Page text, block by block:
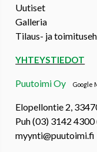
Uutiset
Galleria
Tilaus- ja
YHTEYSTIEDOT
Puutoimi OyGoogle
Elopellontie 2,
Puh (03) 3142 4300
myynti@puutoimi.fi